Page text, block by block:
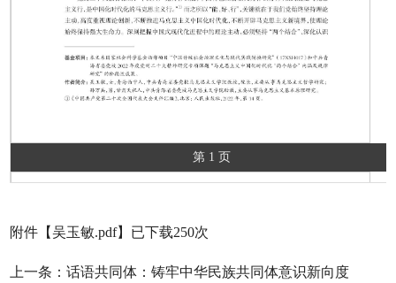
第 1 页
附件【吴玉敏.pdf】已下载250次
上一条：话语共同体：铸牢中华民族共同体意识新向度